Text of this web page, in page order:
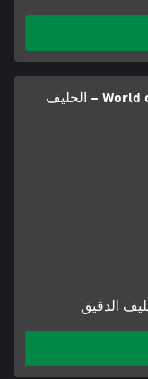
World of Tanks Modern Armor – الحليف